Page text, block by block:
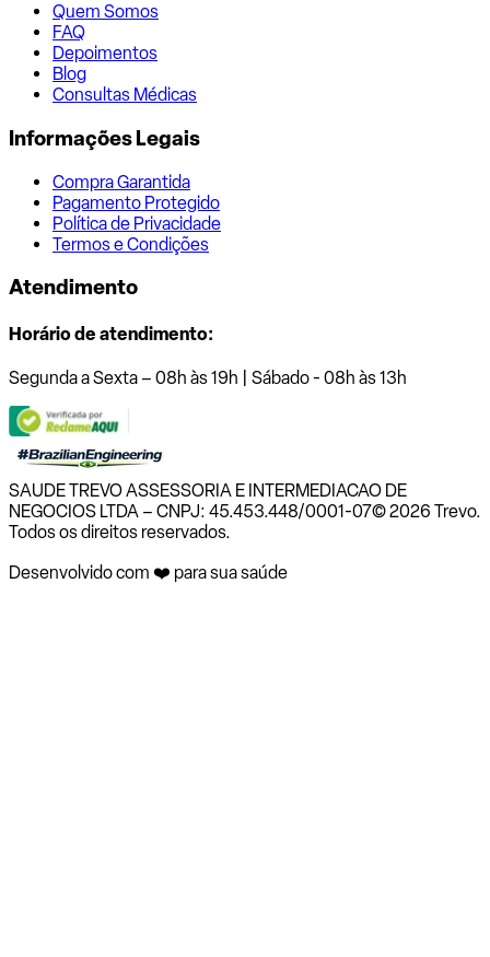
Quem Somos
FAQ
Depoimentos
Blog
Consultas Médicas
Informações Legais
Compra Garantida
Pagamento Protegido
Política de Privacidade
Termos e Condições
Atendimento
Horário de atendimento:
Segunda a Sexta – 08h às 19h | Sábado - 08h às 13h
SAUDE TREVO ASSESSORIA E INTERMEDIACAO DE
NEGOCIOS LTDA – CNPJ: 45.453.448/0001-07© 2026 Trevo.
Todos os direitos reservados.
Desenvolvido com ❤️ para sua saúde